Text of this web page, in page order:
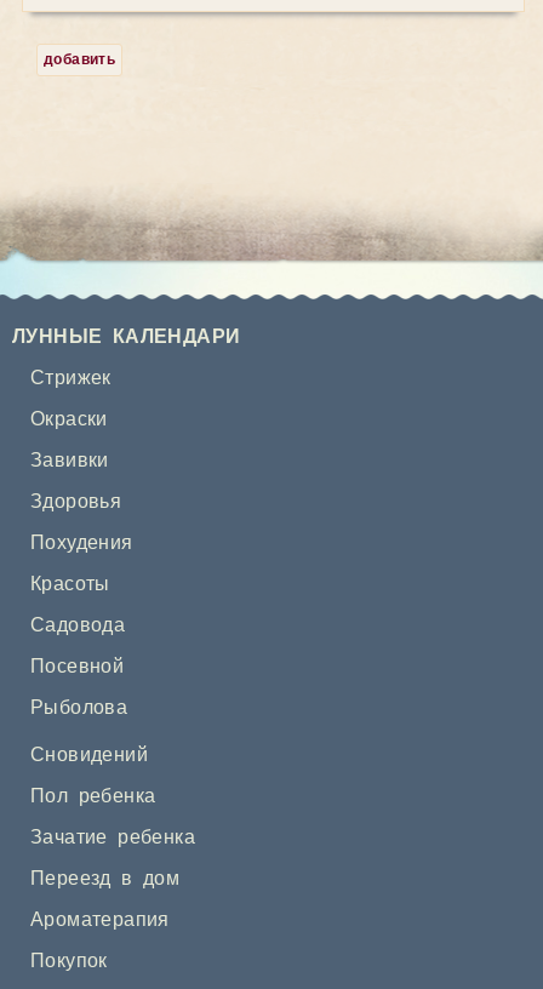
добавить
ЛУННЫЕ КАЛЕНДАРИ
Стрижек
Окраски
Завивки
Здоровья
Похудения
Красоты
Садовода
Посевной
Рыболова
Сновидений
Пол ребенка
Зачатие ребенка
Переезд в дом
Ароматерапия
Покупок